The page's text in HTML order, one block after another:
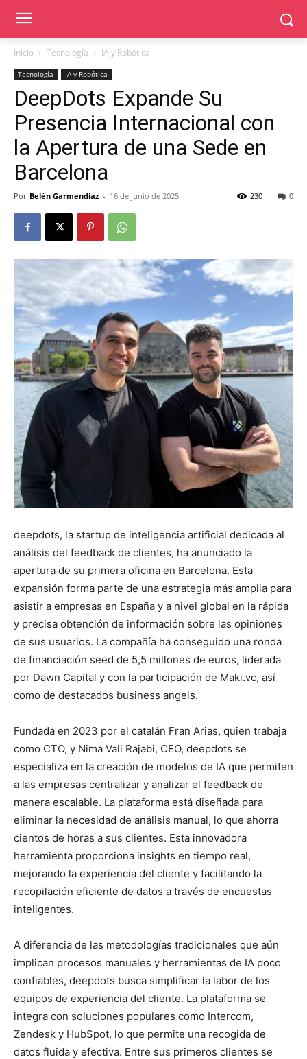
Inicio Tecnología IA y Robótica
Tecnología IA y Robótica
DeepDots Expande Su
Presencia Internacional con
la Apertura de una Sede en
Barcelona
Por Belén Garmendiaz - 16 de junio de 2025 0
230
deepdots, la startup de inteligencia artificial dedicada al
análisis del feedback de clientes, ha anunciado la
apertura de su primera oficina en Barcelona. Esta
expansión forma parte de una estrategia más amplia para
asistir a empresas en España y a nivel global en la rápida
y precisa obtención de información sobre las opiniones
de sus usuarios. La compañía ha conseguido una ronda
de financiación seed de 5,5 millones de euros, liderada
por Dawn Capital y con la participación de Maki.vc, así
como de destacados business angels.
Fundada en 2023 por el catalán Fran Arias, quien trabaja
como CTO, y Nima Vali Rajabi, CEO, deepdots se
especializa en la creación de modelos de IA que permiten
a las empresas centralizar y analizar el feedback de
manera escalable. La plataforma está diseñada para
eliminar la necesidad de análisis manual, lo que ahorra
cientos de horas a sus clientes. Esta innovadora
herramienta proporciona insights en tiempo real,
mejorando la experiencia del cliente y facilitando la
recopilación eficiente de datos a través de encuestas
inteligentes.
A diferencia de las metodologías tradicionales que aún
implican procesos manuales y herramientas de IA poco
confiables, deepdots busca simplificar la labor de los
equipos de experiencia del cliente. La plataforma se
integra con soluciones populares como Intercom,
Zendesk y HubSpot, lo que permite una recogida de
datos fluida y efectiva. Entre sus primeros clientes se